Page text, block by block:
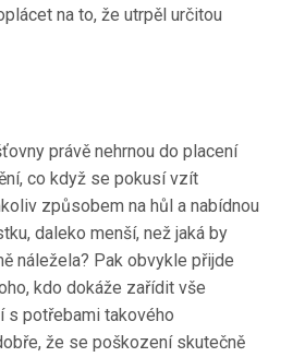
na to, že utrpěl určitou
právě nehrnou do placení
co když se pokusí vzít
způsobem na hůl a nabídnou
daleko menší, než jaká by
náležela? Pak obvykle přijde
kdo dokáže zařídit vše
s potřebami takového
že se poškození skutečně